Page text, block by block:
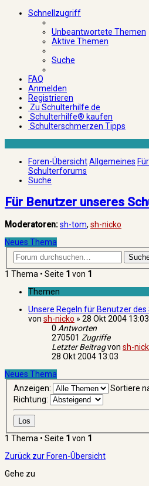
Schnellzugriff
Unbeantwortete Themen
Aktive Themen
Suche
FAQ
Anmelden
Registrieren
Zu Schulterhilfe.de
Schulterhilfe® kaufen
Schulterschmerzen Tipps
Foren-ÜbersichtAllgemeines
Schulterforums
Suche
Für Benutzer unseres
Moderatoren:sh-tom, sh-nicko
Neues Thema
1 Thema • Seite 1 von 1
Themen
Unsere Regeln für Benutzer
von sh-nicko » 28 Okt 2004 13:03
0 Antworten
270501 Zugriffe
Letzter Beitragvon sh-
28 Okt 2004 13:03
Neues Thema
Anzeigen:
Sortiere
Richtung:
1 Thema • Seite 1 von 1
Zurück zur Foren-Übersicht
Gehe zu